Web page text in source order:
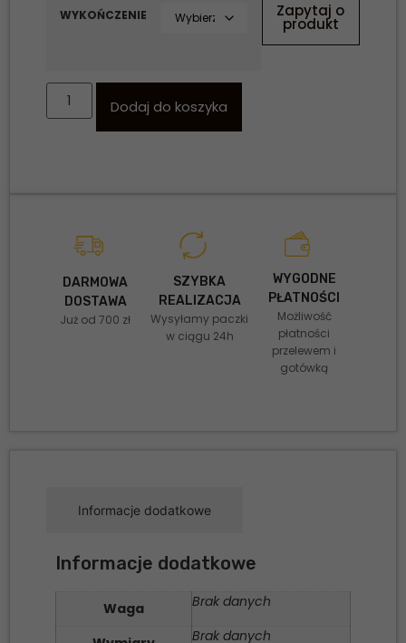
WYKOŃCZENIE
Dodaj do koszyka
Zapytaj o
produkt
DARMOWA
DOSTAWA
Już od 700 zł
SZYBKA
REALIZACJA
Wysyłamy paczki
w ciągu 24h
WYGODNE
PŁATNOŚCI
Możliwość
płatności
przelewem i
gotówką
Informacje dodatkowe
Informacje dodatkowe
Waga Brak danych
Brak danych